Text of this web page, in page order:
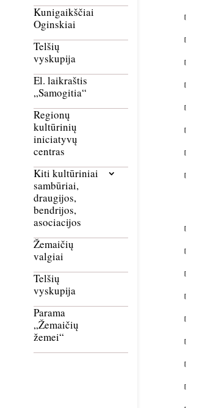
Kunigaikščiai
Oginskiai
Telšių
vyskupija
El. laikraštis
„Samogitia“
Regionų
kultūrinių
iniciatyvų
centras
Kiti kultūriniai
sambūriai,
draugijos,
bendrijos,
asociacijos
Žemaičių
valgiai
Telšių
vyskupija
Parama
„Žemaičių
žemei“